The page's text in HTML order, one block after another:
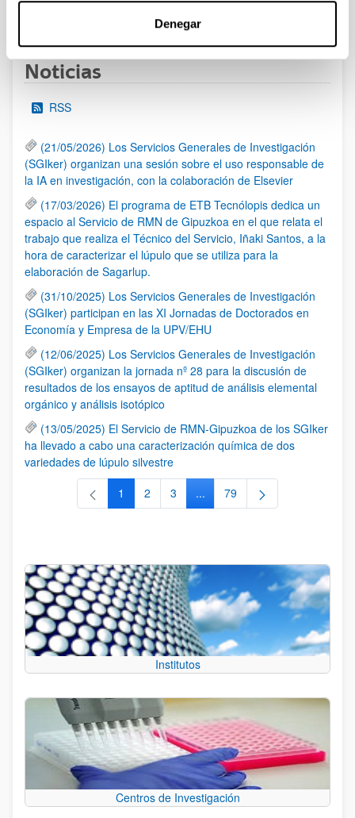
Denegar
Páginas intermedias Use TAB para desplazarse.
PáginaPágina
Noticias
RSS
(21/05/2026) Los Servicios Generales de Investigación
(SGIker) organizan una sesión sobre el uso responsable de
la IA en investigación, con la colaboración de Elsevier
(17/03/2026) El programa de ETB Tecnólopis dedica un
espacio al Servicio de RMN de Gipuzkoa en el que relata el
trabajo que realiza el Técnico del Servicio, Iñaki Santos, a la
hora de caracterizar el lúpulo que se utiliza para la
elaboración de Sagarlup.
(31/10/2025) Los Servicios Generales de Investigación
(SGIker) participan en las XI Jornadas de Doctorados en
Economía y Empresa de la UPV/EHU
(12/06/2025) Los Servicios Generales de Investigación
(SGIker) organizan la jornada nº 28 para la discusión de
resultados de los ensayos de aptitud de análisis elemental
orgánico y análisis isotópico
(13/05/2025) El Servicio de RMN-Gipuzkoa de los SGIker
ha llevado a cabo una caracterización química de dos
variedades de lúpulo silvestre
Página
1 Página
2 Página
3 ...Páginas intermedias Use TAB
Página
79
Institutos
Centros de Investigación